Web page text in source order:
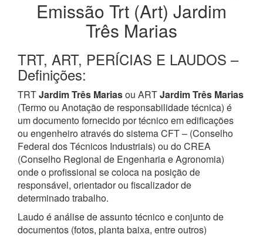
Emissão Trt (Art) Jardim
Três Marias
TRT, ART, PERÍCIAS E LAUDOS –
Definições:
TRTJardim Três Mariasou ARTJardim Três Marias
(Termo ou Anotação de responsabilidade técnica) é
um documento fornecido por técnico em edificações
ou engenheiro através do sistema CFT – (Conselho
Federal dos Técnicos Industriais) ou do CREA
(Conselho Regional de Engenharia e Agronomia)
onde o profissional se coloca na posição de
responsável, orientador ou fiscalizador de
determinado trabalho.
Laudo é análise de assunto técnico e conjunto de
documentos (fotos, planta baixa, entre outros)